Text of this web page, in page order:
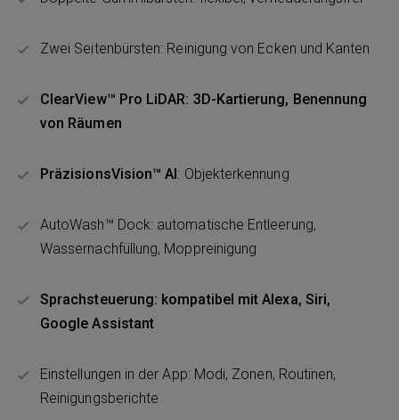
Zwei Seitenbürsten: Reinigung von Ecken und Kanten
ClearView™ Pro LiDAR: 3D-Kartierung, Benennung
von Räumen
PräzisionsVision™ AI: Objekterkennung
AutoWash™ Dock: automatische Entleerung,
Wassernachfüllung, Moppreinigung
Sprachsteuerung: kompatibel mit Alexa, Siri,
Google Assistant
Einstellungen in der App: Modi, Zonen, Routinen,
Reinigungsberichte